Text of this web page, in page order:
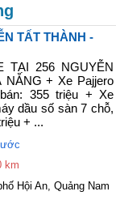
TẤT THÀNH -
TẠI 256 NGUYỄN
+ Xe Pajjero
355 triệu + Xe
dầu số sàn 7 chỗ,
+ ...
km
Hội An, Quảng Nam